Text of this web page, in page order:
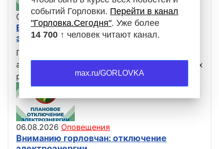
06.08.2026 Оповещения
Вниманию горловчан: отключение
электроэнергии
Горловский РЭС сообщает, что в связи с
аварийной ситуацией до окончания ремонтных
работ не будет электроэнергии по…
06.08.2026 Оповещения
Вниманию горловчан: отключение
событий Горловки. Перейти в канал
"Горловка.Сегодня". Уже более
14 700 ↑ человек читают канал.
max.ru/GORLOVKA